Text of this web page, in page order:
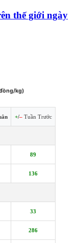
thế giới ngày
kg)
+/–Tuần Trước
89
136
33
286